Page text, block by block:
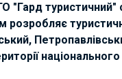
"Гард туристичний"
розробляє